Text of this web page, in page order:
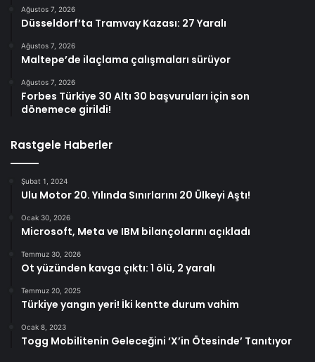
Ağustos 7, 2026
Düsseldorf’ta Tramvay Kazası: 27 Yaralı
Ağustos 7, 2026
Maltepe’de ilaçlama çalışmaları sürüyor
Ağustos 7, 2026
Forbes Türkiye 30 Altı 30 başvuruları için son
dönemece girildi!
Rastgele Haberler
Şubat 1, 2024
Ulu Motor 20. Yılında Sınırlarını 20 Ülkeyi Aştı!
Ocak 30, 2026
Microsoft, Meta ve IBM bilançolarını açıkladı
Temmuz 30, 2026
Ot yüzünden kavga çıktı: 1 ölü, 2 yaralı
Temmuz 20, 2025
Türkiye yangın yeri! İki kentte durum vahim
Ocak 8, 2023
Togg Mobilitenin Geleceğini ‘X’in Ötesinde’ Tanıtıyor